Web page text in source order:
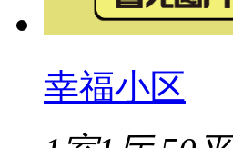
幸福小区